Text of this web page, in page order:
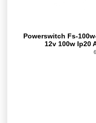
Powerswitch Fs-
12v 100w Ip20